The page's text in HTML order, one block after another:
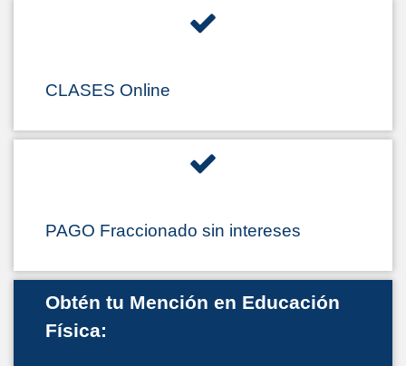
CLASES Online
PAGO Fraccionado sin intereses
Obtén tu Mención en Educación
Física: